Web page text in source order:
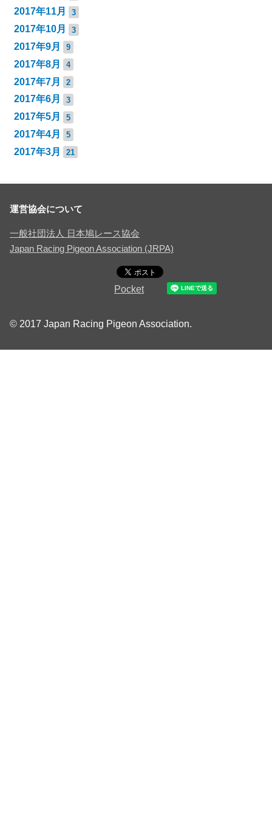
2017年11月 3
2017年10月 3
2017年9月 9
2017年8月 4
2017年7月 2
2017年6月 3
2017年5月 5
2017年4月 5
2017年3月 21
運営協会について
一般社団法人 日本鳩レース協会
Japan Racing Pigeon Association (JRPA)
Pocket
© 2017 Japan Racing Pigeon Association.